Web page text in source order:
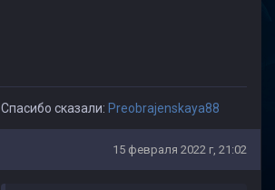
Спасибо сказали: Preobrajenskaya88
15 февраля 2022 г, 21:02